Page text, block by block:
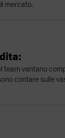
mercato.
team vantano
contare sulle